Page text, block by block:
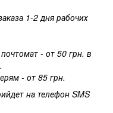
1-2 дня рабочих
- от 50 грн. в
- от 85 грн.
на телефон SMS